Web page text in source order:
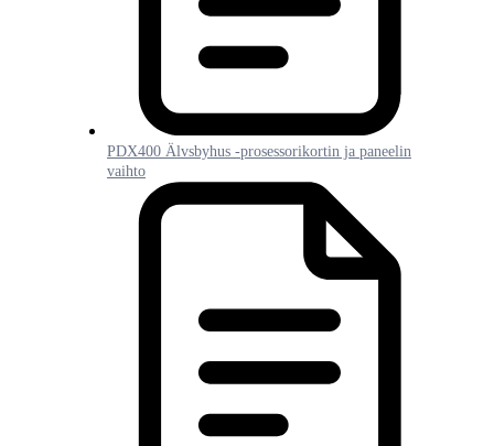
PDX400 Älvsbyhus -prosessorikortin ja paneelin
vaihto